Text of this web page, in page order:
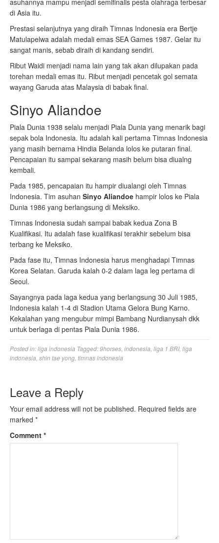
asuhannya mampu menjadi semifinalis pesta olahraga terbesar
di Asia itu.
Prestasi selanjutnya yang diraih Timnas Indonesia era Bertje
Matulapelwa adalah medali emas SEA Games 1987. Gelar itu
sangat manis, sebab diraih di kandang sendiri.
Ribut Waidi menjadi nama lain yang tak akan dilupakan pada
torehan medali emas itu. Ribut menjadi pencetak gol semata
wayang Garuda atas Malaysia di babak final.
Sinyo Aliandoe
Piala Dunia 1938 selalu menjadi Piala Dunia yang menarik bagi
sepak bola Indonesia. Itu adalah kali pertama Timnas Indonesia
yang masih bernama Hindia Belanda lolos ke putaran final.
Pencapaian itu sampai sekarang masih belum bisa diualng
kembali.
Pada 1985, pencapaian itu hampir diualangi oleh Timnas
Indonesia. Tim asuhan Sinyo Aliandoe hampir lolos ke Piala
Dunia 1986 yang berlangsung di Meksiko.
Timnas Indonesia sudah sampai babak kedua Zona B
Kualifikasi. Itu adalah fase kualifikasi terakhir sebelum bisa
terbang ke Meksiko.
Pada fase itu, Timnas Indonesia harus menghadapi Timnas
Korea Selatan. Garuda kalah 0-2 dalam laga leg pertama di
Seoul.
Sayangnya pada laga kedua yang berlangsung 30 Juli 1985,
Indonesia kalah 1-4 di Stadion Utama Gelora Bung Karno.
Kekalahan yang mengubur mimpi Bambang Nurdianysah dkk
untuk berlaga di pentas Piala Dunia 1986.
Posted in:liga indonesia Tagged:9horses indonesia liga 1 BRI, liga
indonesia shin tae yong timnas indonesia
Leave a Reply
Your email address will not be published. Required fields are
marked *
Comment *